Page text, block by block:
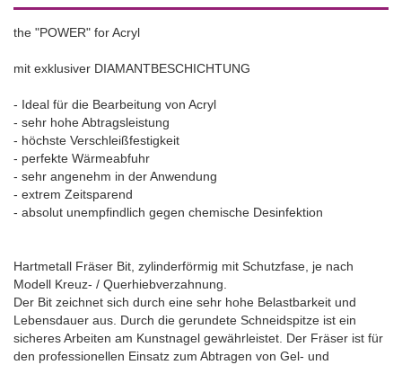
the "POWER" for Acryl
mit exklusiver DIAMANTBESCHICHTUNG
- Ideal für die Bearbeitung von Acryl
- sehr hohe Abtragsleistung
- höchste Verschleißfestigkeit
- perfekte Wärmeabfuhr
- sehr angenehm in der Anwendung
- extrem Zeitsparend
- absolut unempfindlich gegen chemische Desinfektion
Hartmetall Fräser Bit, zylinderförmig mit Schutzfase, je nach
Modell Kreuz- / Querhiebverzahnung.
Der Bit zeichnet sich durch eine sehr hohe Belastbarkeit und
Lebensdauer aus. Durch die gerundete Schneidspitze ist ein
sicheres Arbeiten am Kunstnagel gewährleistet. Der Fräser ist für
den professionellen Einsatz zum Abtragen von Gel- und